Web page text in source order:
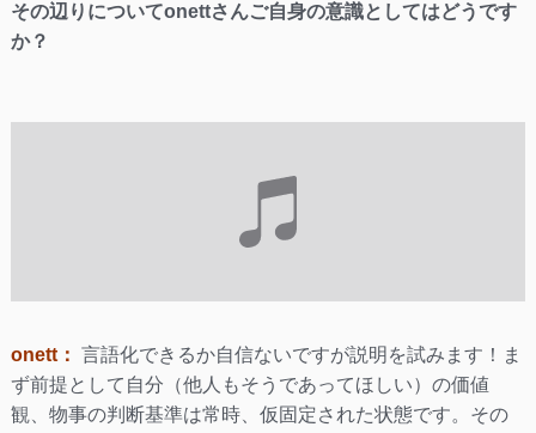
その辺りについてonettさんご自身の意識としてはどうです
か？
onett： 言語化できるか自信ないですが説明を試みます！ま
ず前提として自分（他人もそうであってほしい）の価値
観、物事の判断基準は常時、仮固定された状態です。その